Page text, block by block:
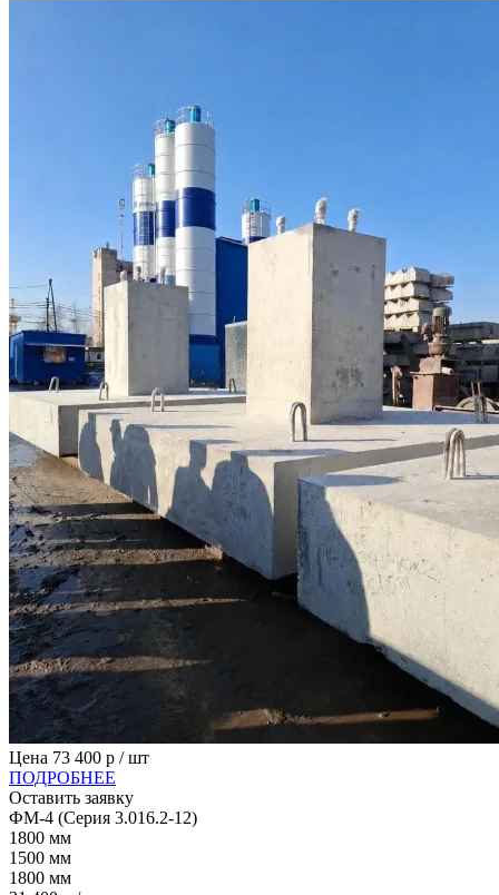
Цена 73 400 р / шт
ПОДРОБНЕЕ
Оставить заявку
ФМ-4 (Серия 3.016.2-12)
1800 мм
1500 мм
1800 мм